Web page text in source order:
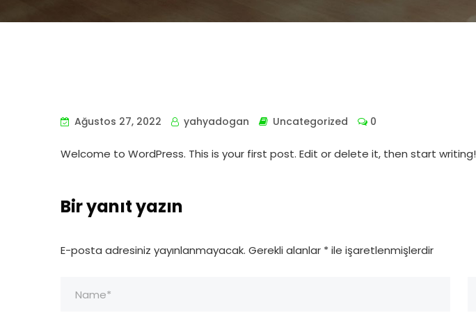
Ağustos 27, 2022 yahyadogan Uncategorized 0
Welcome to WordPress. This is your first post. Edit or delete it, then start writing!
Bir yanıt yazın
E-posta adresiniz yayınlanmayacak. Gerekli alanlar *ile işaretlenmişlerdir